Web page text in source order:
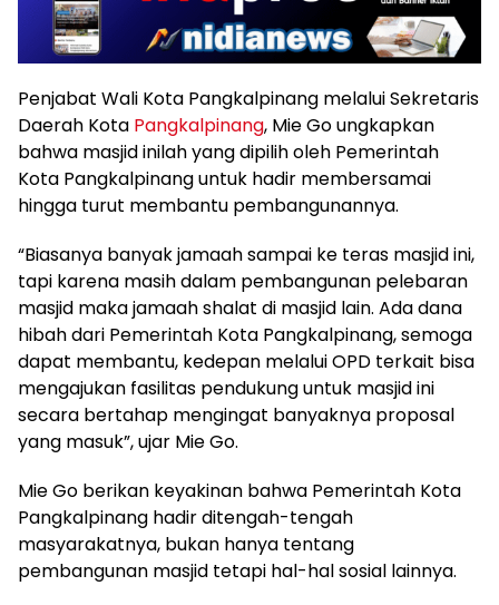
Penjabat Wali Kota Pangkalpinang melalui Sekretaris
Daerah Kota Pangkalpinang, Mie Go ungkapkan
bahwa masjid inilah yang dipilih oleh Pemerintah
Kota Pangkalpinang untuk hadir membersamai
hingga turut membantu pembangunannya.
“Biasanya banyak jamaah sampai ke teras masjid ini,
tapi karena masih dalam pembangunan pelebaran
masjid maka jamaah shalat di masjid lain. Ada dana
hibah dari Pemerintah Kota Pangkalpinang, semoga
dapat membantu, kedepan melalui OPD terkait bisa
mengajukan fasilitas pendukung untuk masjid ini
secara bertahap mengingat banyaknya proposal
yang masuk”, ujar Mie Go.
Mie Go berikan keyakinan bahwa Pemerintah Kota
Pangkalpinang hadir ditengah-tengah
masyarakatnya, bukan hanya tentang
pembangunan masjid tetapi hal-hal sosial lainnya.